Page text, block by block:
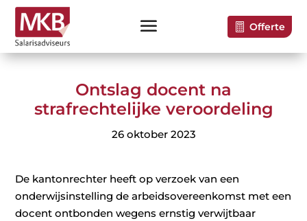
Offerte
Ontslag docent na
strafrechtelijke veroordeling
26 oktober 2023
De kantonrechter heeft op verzoek van een
onderwijsinstelling de arbeidsovereenkomst met een
docent ontbonden wegens ernstig verwijtbaar